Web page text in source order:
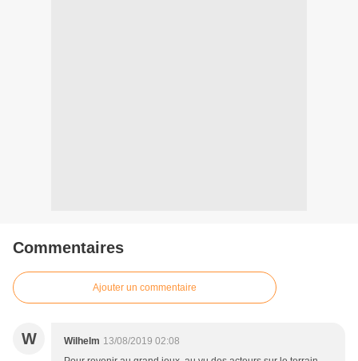
Commentaires
Ajouter un commentaire
W Wilhelm 13/08/2019 02:08